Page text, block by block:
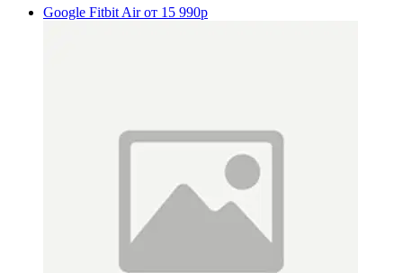
Google Fitbit Air от 15 990р